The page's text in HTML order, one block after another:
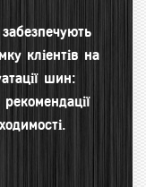
кліентів на
шин: